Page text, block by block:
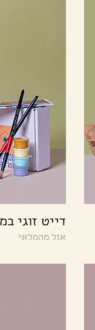
דייט זוגי
אזל מהמלאי